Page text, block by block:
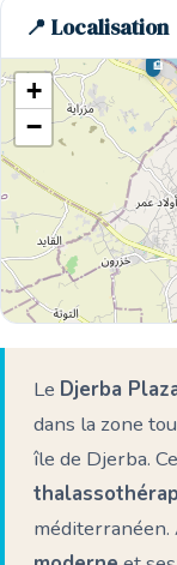
📍 Localisation
🏨
🏨
🏨
+
−
Le Djerba
dans la zone
île de Djerba.
méditerranéen.